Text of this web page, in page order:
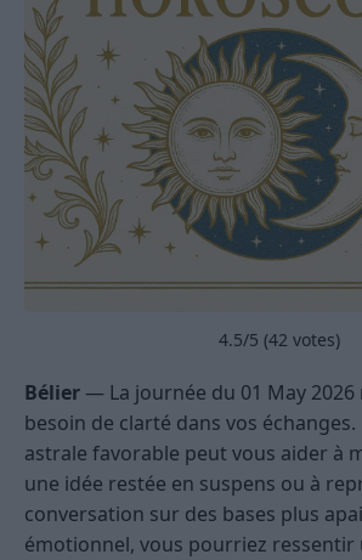
4.5/5 (42 votes)
Bélier — La journée du 01 May
besoin de clarté dans vos
astrale favorable peut vous aider à
une idée restée en suspens ou à
conversation sur des bases plus
émotionnel, vous pourriez ressentir